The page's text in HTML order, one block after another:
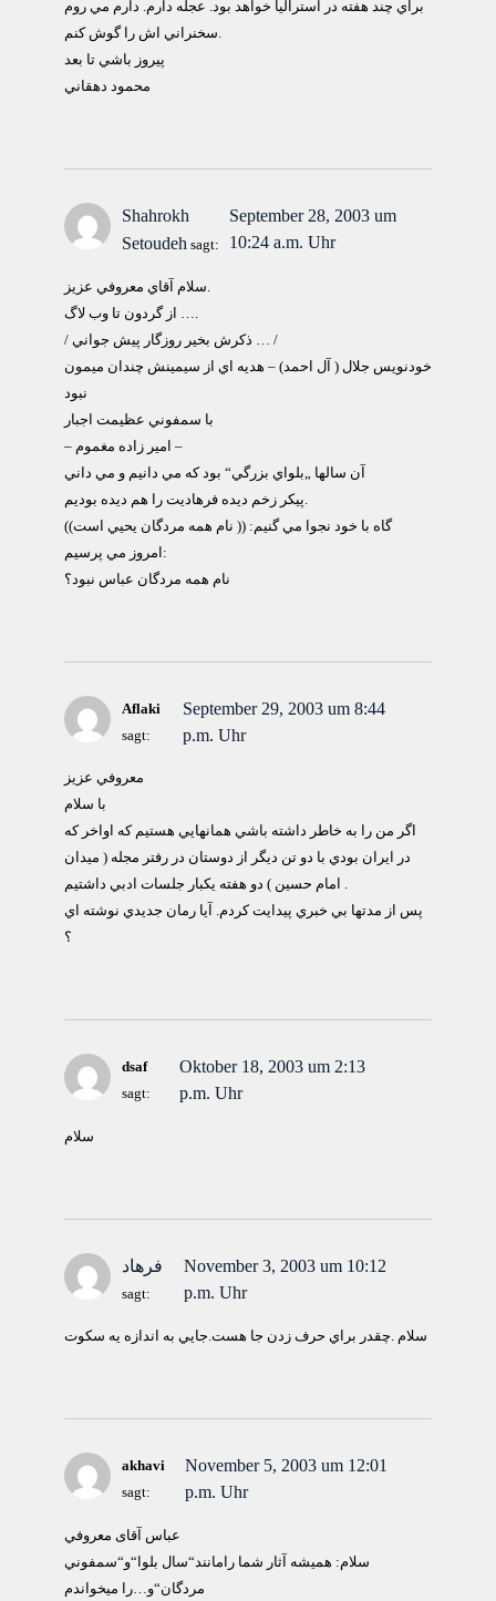
براي چند هفته در استراليا خواهد بود. عجله دارم. دارم مي روم
پيروز باشي تا بعد
محمود دهقاني
Shahrokh
Setoudeh sagt:
September 28, 2003 um
10:24 a.m. Uhr
سلام آقاي معروفي عزيز.
از گردون تا وب لاگ ….
/ ذكرش بخير روزگار پيش جواني … /
خودنويس جلال ( آل احمد) – هديه اي از سيمينش چندان ميمون
نبود
با سمفوني عظيمت اجبار
– امير زاده مغموم –
آن سالها „بلواي بزرگي“ بود كه مي دانيم و مي داني
پيكر زخم ديده فرهاديت را هم ديده بوديم.
گاه با خود نجوا مي گنيم: (( نام همه مردگان يحيي است))
امروز مي پرسيم:
نام همه مردگان عباس نبود؟
Aflaki
sagt:
September 29, 2003 um 8:44
p.m. Uhr
معروفي عزيز
با سلام
اگر من را به خاطر داشته باشي همانهايي هستيم كه اواخر كه
در ايران بودي با دو تن ديگر از دوستان در رفتر مجله ( ميدان
امام حسين ) دو هفته يكبار جلسات ادبي داشتيم .
پس از مدتها بي خبري پيدايت كردم. آيا رمان جديدي نوشته اي
؟
dsaf
sagt:
Oktober 18, 2003 um 2:13
p.m. Uhr
سلام
فرهاد
sagt:
November 3, 2003 um 10:12
p.m. Uhr
سلام .چقدر براي حرف زدن جا هست.جايي به اندازه يه سكوت
akhavi
sagt:
November 5, 2003 um 12:01
p.m. Uhr
عباس آقاى معروفي
سلام: هميشه آثار شما رامانند“سال بلوا“و“سمفوني
مردگان“و…را ميخواندم